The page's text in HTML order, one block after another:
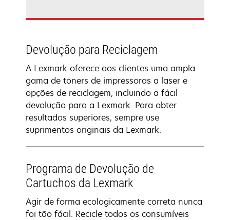
Devolução para Reciclagem
A Lexmark oferece aos clientes uma ampla
gama de toners de impressoras a laser e
opções de reciclagem, incluindo a fácil
devolução para a Lexmark. Para obter
resultados superiores, sempre use
suprimentos originais da Lexmark.
Programa de Devolução de
Cartuchos da Lexmark
Agir de forma ecologicamente correta nunca
foi tão fácil. Recicle todos os consumíveis